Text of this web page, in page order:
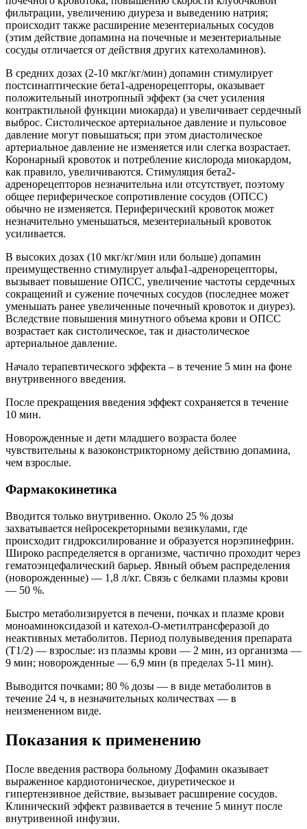
фильтрации, увеличению диуреза и выведению натрия;
происходит также расширение мезентериальных сосудов
(этим действие допамина на почечные и мезентериальные
сосуды отличается от действия других катехоламинов).
В средних дозах (2-10 мкг/кг/мин) допамин стимулирует
постсинаптические бета1-адренорецепторы, оказывает
положительный инотропный эффект (за счет усиления
контрактильной функции миокарда) и увеличивает сердечный
выброс. Систолическое артериальное давление и пульсовое
давление могут повышаться; при этом диастолическое
артериальное давление не изменяется или слегка возрастает.
Коронарный кровоток и потребление кислорода миокардом,
как правило, увеличиваются. Стимуляция бета2-
адренорецепторов незначительна или отсутствует, поэтому
общее периферическое сопротивление сосудов (ОПСС)
обычно не изменяется. Периферический кровоток может
незначительно уменьшаться, мезентериальный кровоток
усиливается.
В высоких дозах (10 мкг/кг/мин или больше) допамин
преимущественно стимулирует альфа1-адренорецепторы,
вызывает повышение ОПСС, увеличение частоты сердечных
сокращений и сужение почечных сосудов (последнее может
уменьшать ранее увеличенные почечный кровоток и диурез).
Вследствие повышения минутного объема крови и ОПСС
возрастает как систолическое, так и диастолическое
артериальное давление.
Начало терапевтического эффекта – в течение 5 мин на фоне
внутривенного введения.
После прекращения введения эффект сохраняется в течение
10 мин.
Новорожденные и дети младшего возраста более
чувствительны к вазоконстрикторному действию допамина,
чем взрослые.
Фармакокинетика
Вводится только внутривенно. Около 25 % дозы
захватывается нейросекреторными везикулами, где
происходит гидроксилирование и образуется норэпинефрин.
Широко распределяется в организме, частично проходит через
гематоэнцефалический барьер. Явный объем распределения
(новорожденные) — 1,8 л/кг. Связь с белками плазмы крови
— 50 %.
Быстро метаболизируется в печени, почках и плазме крови
моноаминоксидазой и катехол-О-метилтрансферазой до
неактивных метаболитов. Период полувыведения препарата
(T1/2) — взрослые: из плазмы крови — 2 мин, из организма —
9 мин; новорожденные — 6,9 мин (в пределах 5-11 мин).
Выводится почками; 80 % дозы — в виде метаболитов в
течение 24 ч, в незначительных количествах — в
неизмененном виде.
Показания к применению
После введения раствора больному Дофамин оказывает
выраженное кардиотоническое, диуретическое и
гипертензивное действие, вызывает расширение сосудов.
Клинический эффект развивается в течение 5 минут после
внутривенной инфузии.